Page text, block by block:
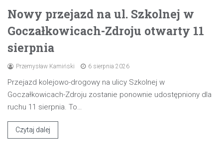
Nowy przejazd na ul. Szkolnej w
Goczałkowicach-Zdroju otwarty 11
sierpnia
Przemysław Kamiński 6 sierpnia 2026
Przejazd kolejowo-drogowy na ulicy Szkolnej w
Goczałkowicach-Zdroju zostanie ponownie udostępniony dla
ruchu 11 sierpnia. To…
Czytaj dalej